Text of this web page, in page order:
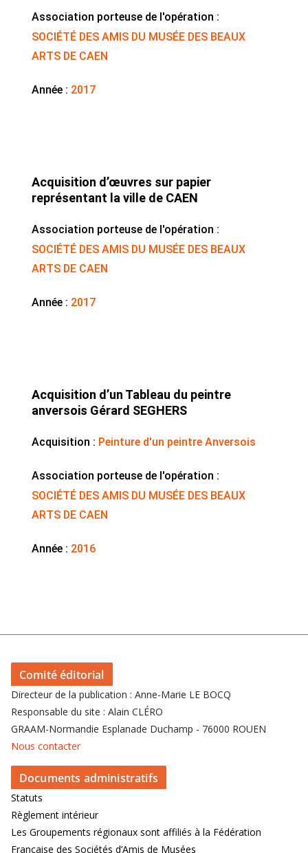
Association porteuse de l'opération :
SOCIÉTÉ DES AMIS DU MUSÉE DES BEAUX
ARTS DE CAEN
Année : 2017
Acquisition d’œuvres sur papier
représentant la ville de CAEN
Association porteuse de l'opération :
SOCIÉTÉ DES AMIS DU MUSÉE DES BEAUX
ARTS DE CAEN
Année : 2017
Acquisition d’un Tableau du peintre
anversois Gérard SEGHERS
Acquisition : Peinture d'un peintre Anversois
Association porteuse de l'opération :
SOCIÉTÉ DES AMIS DU MUSÉE DES BEAUX
ARTS DE CAEN
Année : 2016
Comité éditorial
Directeur de la publication : Anne-Marie LE BOCQ
Responsable du site : Alain CLÉRO
GRAAM-Normandie Esplanade Duchamp - 76000 ROUEN
Nous contacter
Documents administratifs
Statuts
Règlement intérieur
Les Groupements régionaux sont affiliés à la Fédération
Française des Sociétés d’Amis de Musées